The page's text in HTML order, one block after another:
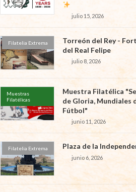
julio 15, 2026
Filatelia Extrema
Torreón del Rey -
del Real Felipe
julio 8, 2026
Muestras
Filatélicas
Muestra Filatélica
de Gloria, Mundiales
Fútbol"
junio 11, 2026
Filatelia Extrema Plaza de la
junio 6, 2026